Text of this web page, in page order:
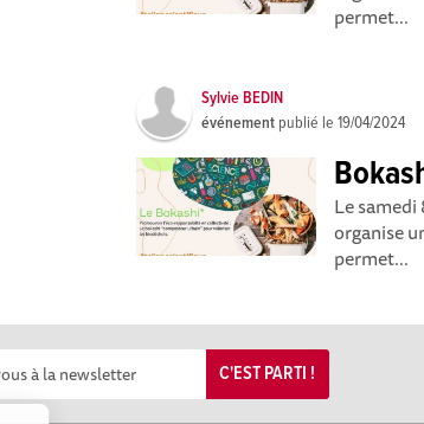
permet...
Sylvie BEDIN
événement publié le19/04/2024
Le
organise
permet...
C'EST PARTI !